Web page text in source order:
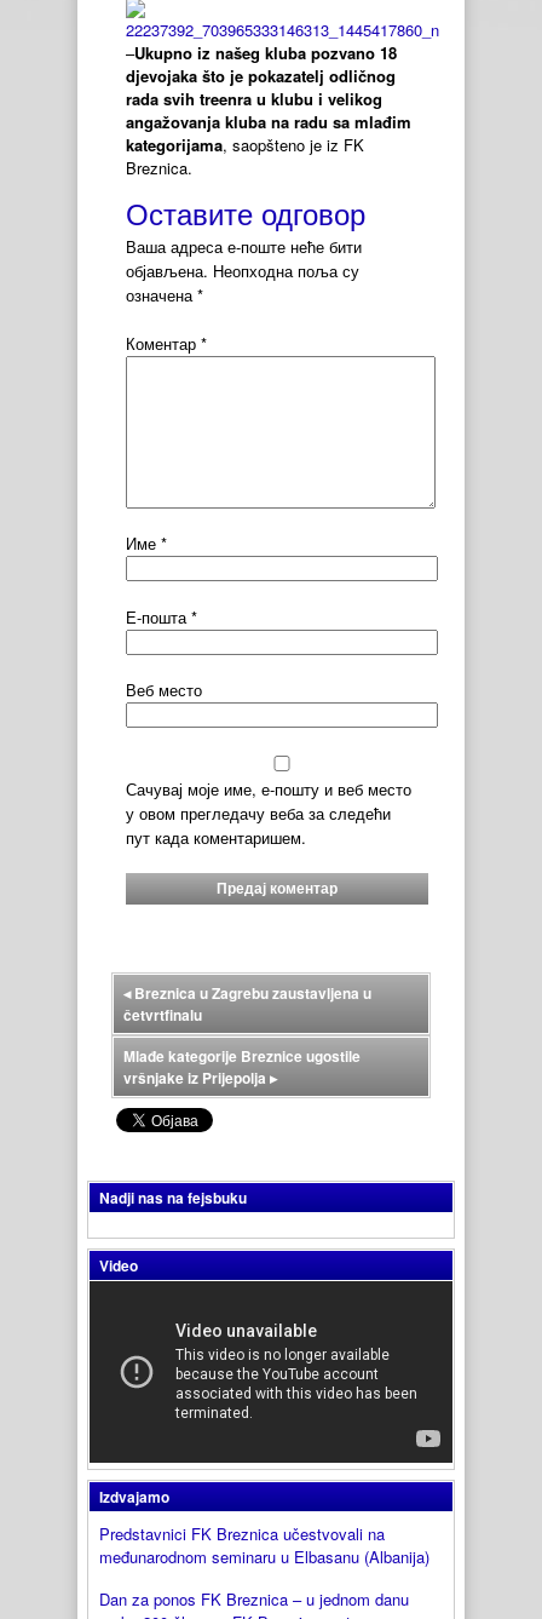
–Ukupno iz našeg kluba pozvano 18
djevojaka što je pokazatelj odličnog
rada svih treenra u klubu i velikog
angažovanja kluba na radu sa mlađim
kategorijama, saopšteno je iz FK
Breznica.
Оставите одговор
Ваша адреса е-поште неће бити
објављена. Неопходна поља су
означена*
Коментар *
Име *
Е-пошта *
Веб место
Сачувај моје име, е-пошту и веб место
у овом прегледачу веба за следећи
пут када коментаришем.
◂Breznica u Zagrebu zaustavljena u
četvrtfinalu
Mlađe kategorije Breznice ugostile
vršnjake iz Prijepolja ▸
Nadji nas na fejsbuku
Video
Izdvajamo
Predstavnici FK Breznica učestvovali na
međunarodnom seminaru u Elbasanu (Albanija)
Dan za ponos FK Breznica – u jednom danu